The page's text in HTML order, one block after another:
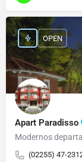
Apart Paradisso
(02255) 47-
OPEN